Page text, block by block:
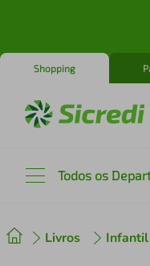
Shopping
Todos os
Livros Infantil